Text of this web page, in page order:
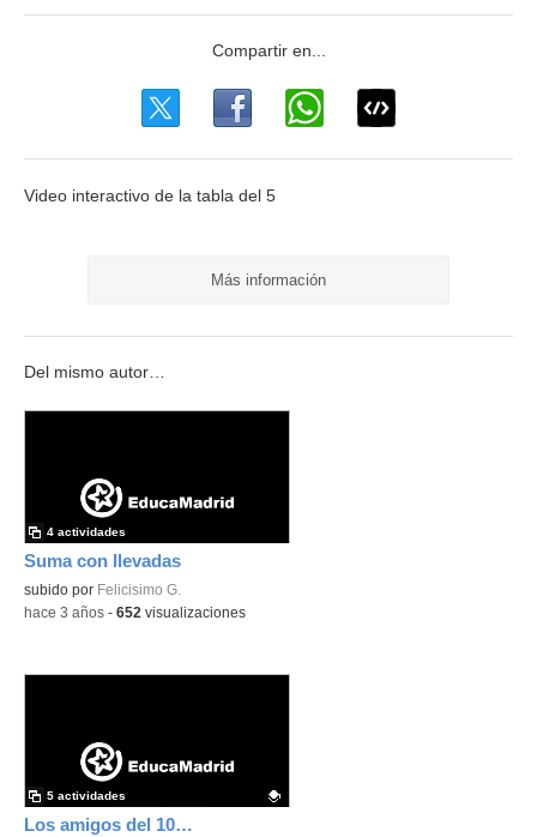
Video interactivo de la tabla del 5
Más información
Del mismo autor…
Suma con llevadas
subido por Felicisimo G.
4 actividades
-hace 3 años - 652 visualizaciones
Los amigos del 10 suman y restan con llevadas.
5 actividades